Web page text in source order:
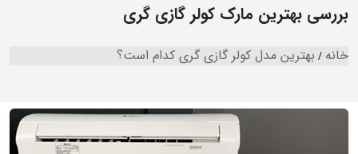
بررسی بهترین مارک کولر گازی گری
خانه بهترین مدل کولر گازی گری کدام است؟